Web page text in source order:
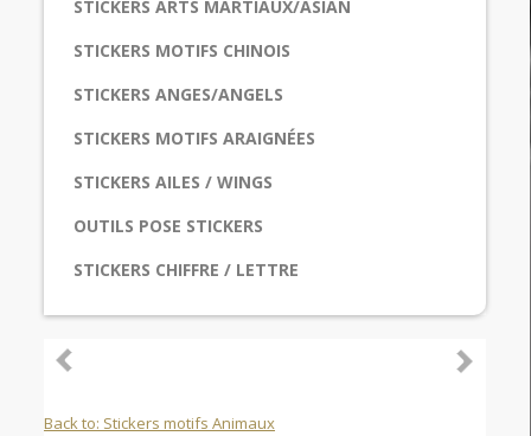
STICKERS ARTS MARTIAUX/ASIAN
STICKERS MOTIFS CHINOIS
STICKERS ANGES/ANGELS
STICKERS MOTIFS ARAIGNÉES
STICKERS AILES / WINGS
OUTILS POSE STICKERS
STICKERS CHIFFRE / LETTRE
Back to: Stickers motifs Animaux